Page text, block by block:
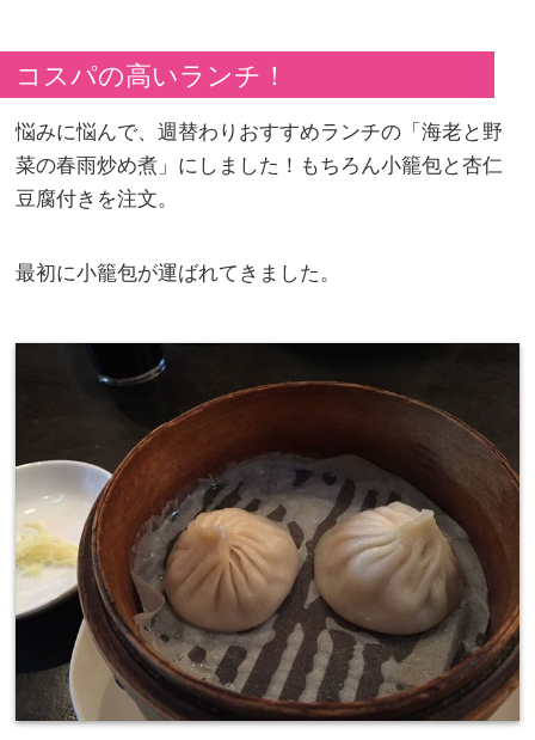
コスパの高いランチ！
悩みに悩んで、週替わりおすすめランチの「海老と野
菜の春雨炒め煮」にしました！もちろん小籠包と杏仁
豆腐付きを注文。
最初に小籠包が運ばれてきました。